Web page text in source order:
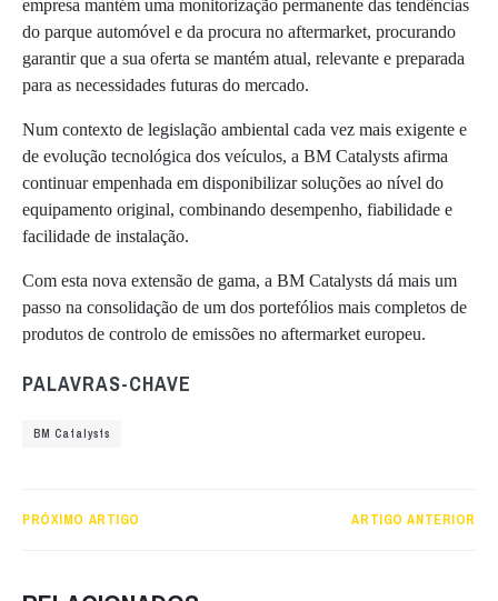
empresa mantém uma monitorização permanente das tendências
do parque automóvel e da procura no aftermarket, procurando
garantir que a sua oferta se mantém atual, relevante e preparada
para as necessidades futuras do mercado.
Num contexto de legislação ambiental cada vez mais exigente e
de evolução tecnológica dos veículos, a BM Catalysts afirma
continuar empenhada em disponibilizar soluções ao nível do
equipamento original, combinando desempenho, fiabilidade e
facilidade de instalação.
Com esta nova extensão de gama, a BM Catalysts dá mais um
passo na consolidação de um dos portefólios mais completos de
produtos de controlo de emissões no aftermarket europeu.
PALAVRAS-CHAVE
BM Catalysts
PRÓXIMO ARTIGO ARTIGO ANTERIOR